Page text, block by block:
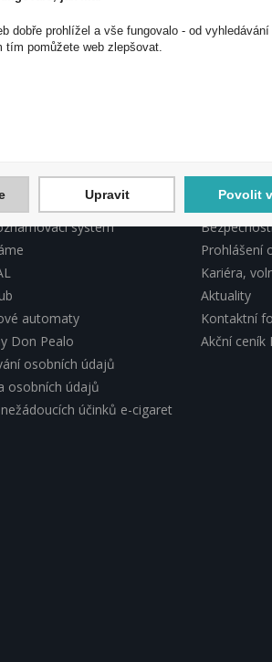
výhod!
PEAL
systém
automaty
Don Pealo
osobních údajů
osobních údajů
účinků e-cigaret
PEAL,
Prohlášení
Kariéra,
Aktuality
Kontaktní
Akční ceník
dobře prohlížel a vše fungovalo - od
pomůžete web zlepšovat.
Upravit Povolit